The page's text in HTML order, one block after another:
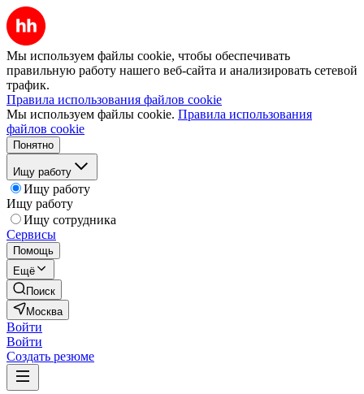
Мы используем файлы cookie, чтобы обеспечивать
правильную работу нашего веб-сайта и анализировать сетевой
трафик.
Правила использования файлов cookie
Мы используем файлы cookie. Правила использования
файлов cookie
Понятно
Ищу работу
Ищу работу
Ищу работу
Ищу сотрудника
Сервисы
Помощь
Ещё
Поиск
Москва
Войти
Войти
Создать резюме